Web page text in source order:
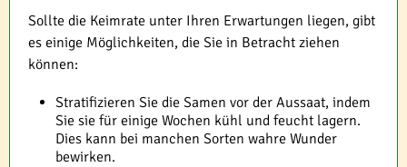
Sollte die Keimrate unter Ihren Erwartungen liegen, gibt
es einige Möglichkeiten, die Sie in Betracht ziehen
können:
Stratifizieren Sie die Samen vor der Aussaat, indem
Sie sie für einige Wochen kühl und feucht lagern.
Dies kann bei manchen Sorten wahre Wunder
bewirken.